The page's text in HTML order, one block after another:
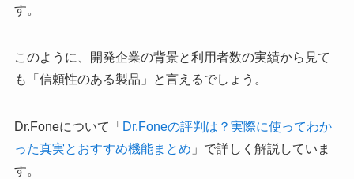
す。
このように、開発企業の背景と利用者数の実績から見て
も「信頼性のある製品」と言えるでしょう。
Dr.Foneについて「 Dr.Foneの評判は？実際に使ってわか
った真実とおすすめ機能まとめ 」で詳しく解説していま
す。